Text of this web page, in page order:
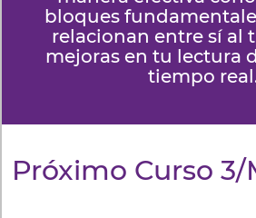
bloques
relacionan entre sí al
mejoras en tu lectura
tiempo
Próximo Curso